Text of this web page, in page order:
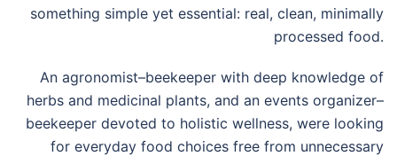
something simple yet essential: real, clean, minimally
processed food.
An agronomist–beekeeper with deep knowledge of
herbs and medicinal plants, and an events organizer–
beekeeper devoted to holistic wellness, were looking
for everyday food choices free from unnecessary